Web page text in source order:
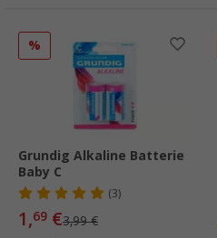
%
Grundig Alkaline Batterie
Baby C
(3)
1,69 €3,99 €